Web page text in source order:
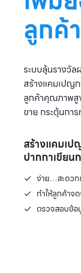
ลูกค้
ระบบลุ้นรางวั
สร้างแคมเปญ
ลูกค้าคุณภาพสูง
ขาย กระตุ้นกา
สร้างแคมเป
ปากกาเขียน
ง่าย…สะดวก
ทำให้ลูกค้า
ตรวจสอบข้อ